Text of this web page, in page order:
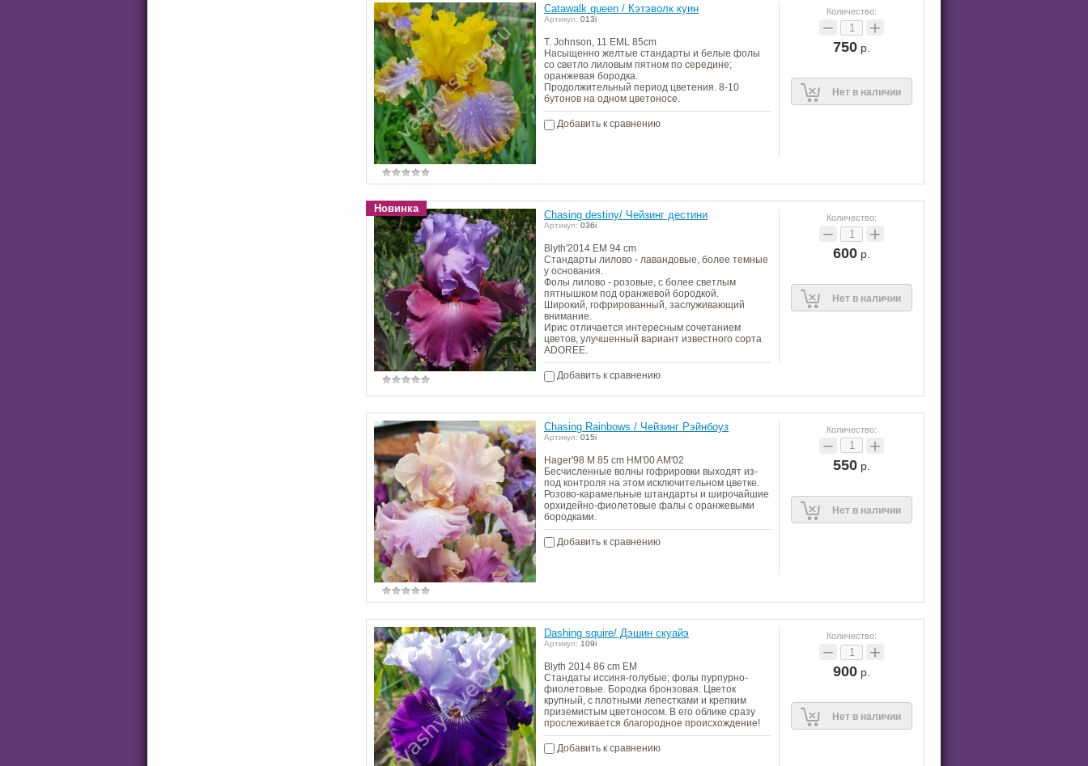
Количество:
− +
750 р.
Нет в наличии
Catawalk queen / Кэтэволк куин
Артикул: 013i
T. Johnson, 11 EML 85cm
Насыщенно желтые стандарты и белые фолы
со светло лиловым пятном по середине;
оранжевая бородка.
Продолжительный период цветения. 8-10
бутонов на одном цветоносе.
Добавить к сравнению
Новинка
Количество:
− +
600 р.
Нет в наличии
Chasing destiny/ Чейзинг дестини
Артикул: 036i
Blyth'2014 EM 94 cm
Стандарты лилово - лавандовые, более темные
у основания.
Фолы лилово - розовые, с более светлым
пятнышком под оранжевой бородкой.
Широкий, гофрированный, заслуживающий
внимание.
Ирис отличается интересным сочетанием
цветов, улучшенный вариант известного сорта
ADOREE.
Добавить к сравнению
Количество:
− +
550 р.
Нет в наличии
Chasing Rainbows / Чейзинг Рэйнбоуз
Артикул: 015i
Hager'98 M 85 cm HM'00 AM'02
Бесчисленные волны гофрировки выходят из-
под контроля на этом исключительном цветке.
Розово-карамельные штандарты и широчайшие
орхидейно-фиолетовые фалы с оранжевыми
бородками.
Добавить к сравнению
Количество:
− +
900 р.
Нет в наличии
Dashing squire/ Дэшин скуайэ
Артикул: 109i
Blyth 2014 86 cm EM
Стандаты иссиня-голубые; фолы пурпурно-
фиолетовые. Бородка бронзовая. Цветок
крупный, с плотными лепестками и крепким
приземистым цветоносом. В его облике сразу
прослеживается благородное происхождение!
Добавить к сравнению